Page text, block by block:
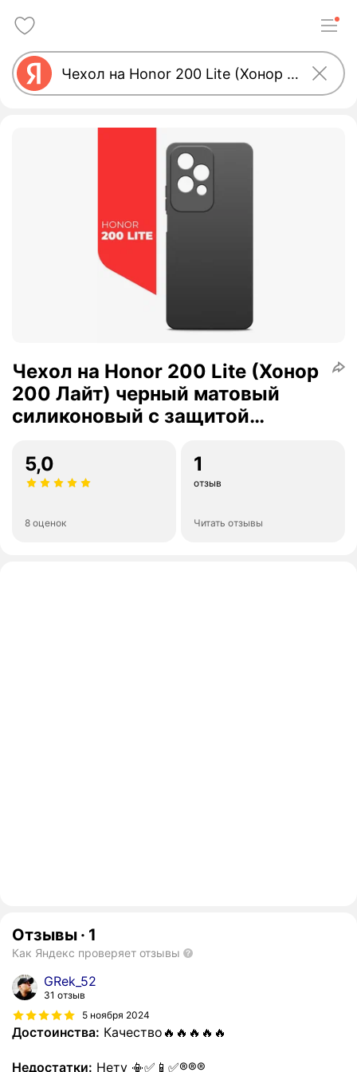
Чехол на Honor 200 Lite (Хонор
200 Лайт) черный матовый
силиконовый с защитой
5,0
8 оценок
1
отзыв
Читать отзывы
Отзывы · 1
Как Яндекс проверяет отзывы
GRek_52
31 отзыв
5 ноября 2024
Достоинства: Качество🔥🔥🔥🔥🔥
Недостатки: Нету 📳✅📱✅®️®️®️